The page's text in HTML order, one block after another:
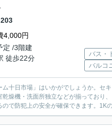
4,000円
定 /3階建
徒歩22分
バス・
バルコ
十日市場」はいかがでしょうか。セ
燥機・洗面所独立などが揃っており
で防犯上の安全が確保できます。1K